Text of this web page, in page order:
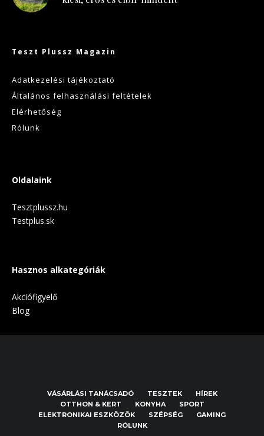
Teszt Plussz Magazin
Adatkezelési tájékoztató
Általános felhasználási feltételek
Elérhetőség
Rólunk
Oldalaink
Tesztplussz.hu
Testplus.sk
Hasznos alkategóriák
Akciófigyelő
Blog
VÁSÁRLÁSI TANÁCSADÓ TESZTEK
HÍREK
OTTHON & KERT
KONYHA
SPORT
ELEKTRONIKAI ESZKÖZÖK
SZÉPSÉG
GAMING
RÓLUNK